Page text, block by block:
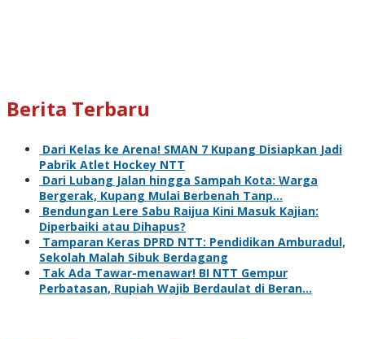
Berita Terbaru
Dari Kelas ke Arena! SMAN 7 Kupang Disiapkan Jadi
Pabrik Atlet Hockey NTT
Dari Lubang Jalan hingga Sampah Kota: Warga
Bergerak, Kupang Mulai Berbenah Tanp…
Bendungan Lere Sabu Raijua Kini Masuk Kajian:
Diperbaiki atau Dihapus?
Tamparan Keras DPRD NTT: Pendidikan Amburadul,
Sekolah Malah Sibuk Berdagang
Tak Ada Tawar-menawar! BI NTT Gempur
Perbatasan, Rupiah Wajib Berdaulat di Beran…